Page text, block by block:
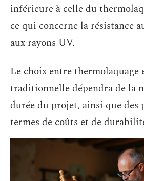
inférieure à celle du
ce qui concerne la résistance
aux rayons UV.
Le choix entre thermolaquage
traditionnelle dépendra de la
durée du projet, ainsi que des
termes de coûts et de